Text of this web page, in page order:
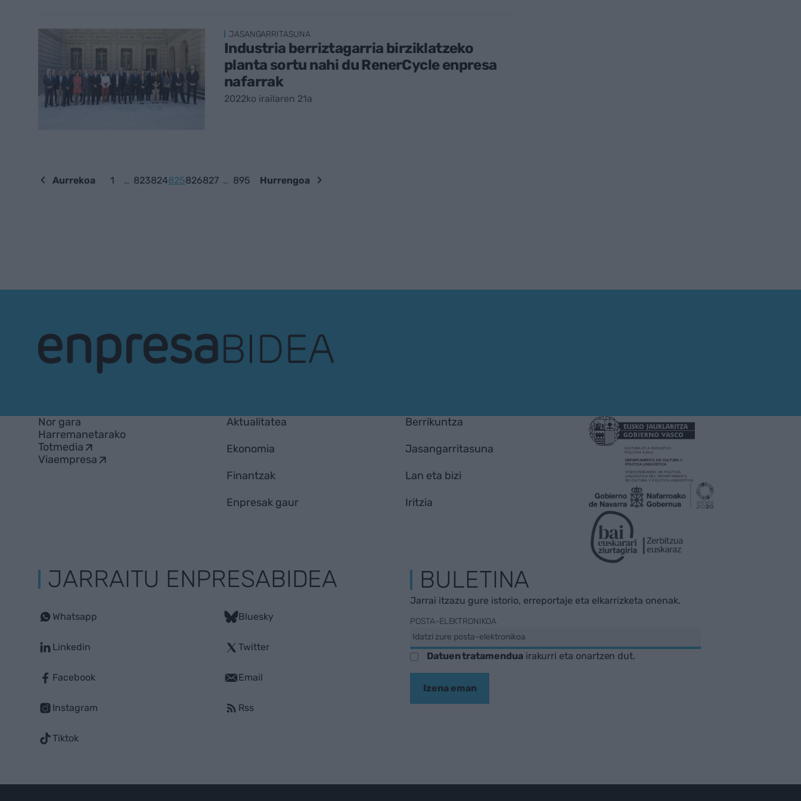
JASANGARRITASUNA
Industria berriztagarria birziklatzeko
planta sortu nahi du RenerCycle enpresa
nafarrak
2022ko irailaren 21a
Aurrekoa 1 … 823824825826827 … 895 Hurrengoa
Nor gara
Harremanetarako
Totmedia
Viaempresa
Aktualitatea
Ekonomia
Finantzak
Enpresak gaur
Berrikuntza
Jasangarritasuna
Lan eta bizi
Iritzia
JARRAITU ENPRESABIDEA
Whatsapp
Linkedin
Facebook
Instagram
Tiktok
Bluesky
Twitter
Email
Rss
BULETINA
Jarrai itzazu gure istorio, erreportaje eta elkarrizketa onenak.
POSTA-ELEKTRONIKOA
Datuen tratamenduairakurri eta onartzen dut.
Izena eman